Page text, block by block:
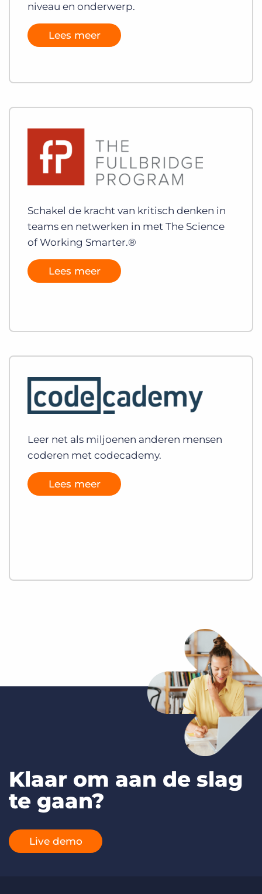
niveau en onderwerp.
Lees meer
Schakel de kracht van kritisch denken in
teams en netwerken in met The Science
of Working Smarter.®
Lees meer
Leer net als miljoenen anderen mensen
coderen met codecademy.
Lees meer
Klaar om aan de slag
te gaan?
Live demo